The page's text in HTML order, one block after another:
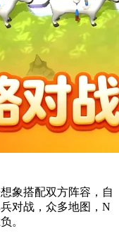
象搭配双方阵容，自
对战，众多地图，N
。